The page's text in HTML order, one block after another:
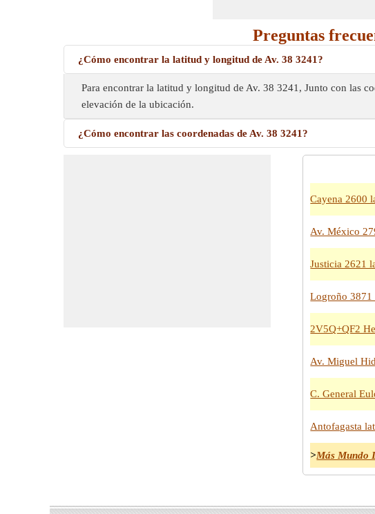
Preguntas
¿Cómo encontrar la latitud y longitud de Av. 38 3241?
Para encontrar la latitud y longitud de Av. 38 3241, Junto con las
elevación de la ubicación.
¿Cómo encontrar las coordenadas de Av. 38 3241?
Cayena 2600
Av. México
Justicia 2621
Logroño
2V5Q+QF2
Av. Miguel
C. General
Antofagasta
>Más Mundo